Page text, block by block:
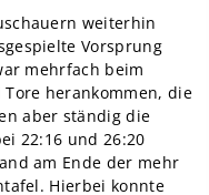
weiterhin
Vorsprung
mehrfach beim
herankommen, die
aber ständig die
22:16 und 26:20
am Ende der mehr
Hierbei konnte